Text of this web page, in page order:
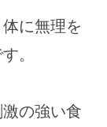
に無理を
。
の強い食